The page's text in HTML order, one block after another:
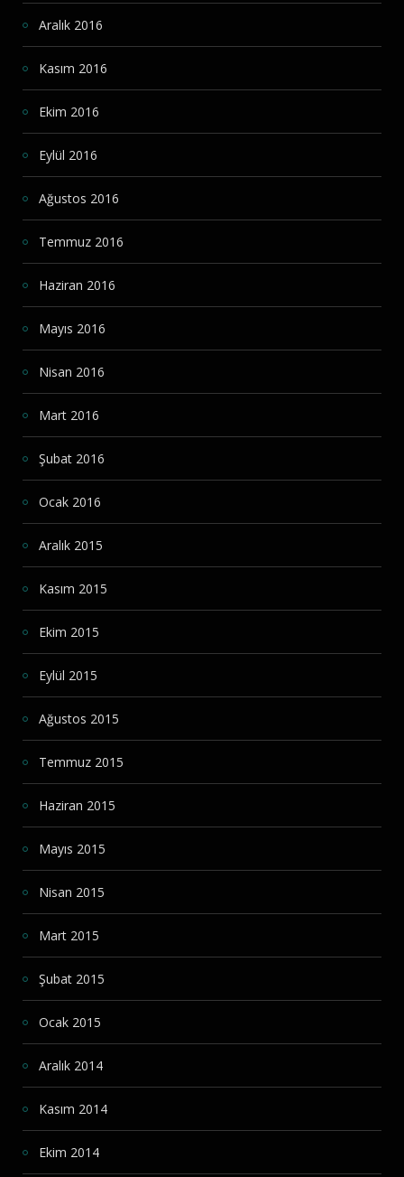
Aralık 2016
Kasım 2016
Ekim 2016
Eylül 2016
Ağustos 2016
Temmuz 2016
Haziran 2016
Mayıs 2016
Nisan 2016
Mart 2016
Şubat 2016
Ocak 2016
Aralık 2015
Kasım 2015
Ekim 2015
Eylül 2015
Ağustos 2015
Temmuz 2015
Haziran 2015
Mayıs 2015
Nisan 2015
Mart 2015
Şubat 2015
Ocak 2015
Aralık 2014
Kasım 2014
Ekim 2014